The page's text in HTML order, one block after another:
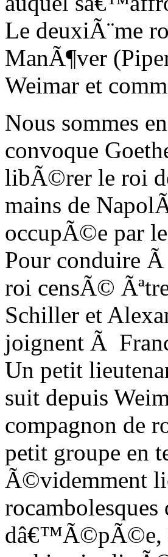
Le deuxiÃ¨me
ManÃ¶ver
Weimar et
Nous sommes
convoque
libÃ©rer le roi
mains de
occupÃ©e par
Pour conduire
roi censÃ©
Schiller et
joignent Ã
Un petit
suit depuis
compagnon de
petit groupe en
Ã©videmment
dâ€™Ã©pÃ©e,